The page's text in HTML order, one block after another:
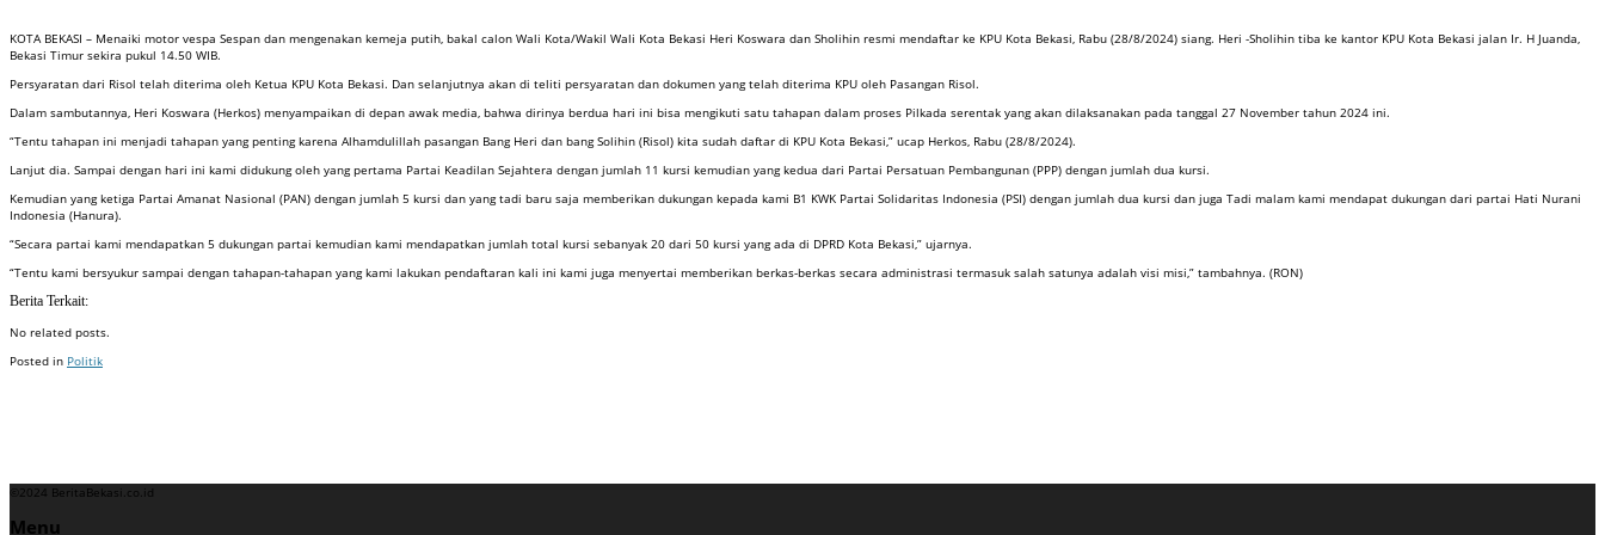
KOTA BEKASI – Menaiki motor vespa Sespan dan mengenakan kemeja putih, bakal calon Wali Kota/Wakil Wali Kota Bekasi Heri Koswara dan Sholihin resmi mendaftar ke KPU Kota Bekasi, Rabu (28/8/2024) siang. Heri -Sholihin tiba ke kantor KPU Kota Bekasi jalan Ir. H Juanda,
Bekasi Timur sekira pukul 14.50 WIB.
Persyaratan dari Risol telah diterima oleh Ketua KPU Kota Bekasi. Dan selanjutnya akan di teliti persyaratan dan dokumen yang telah diterima KPU oleh Pasangan Risol.
Dalam sambutannya, Heri Koswara (Herkos) menyampaikan di depan awak media, bahwa dirinya berdua hari ini bisa mengikuti satu tahapan dalam proses Pilkada serentak yang akan dilaksanakan pada tanggal 27 November tahun 2024 ini.
“Tentu tahapan ini menjadi tahapan yang penting karena Alhamdulillah pasangan Bang Heri dan bang Solihin (Risol) kita sudah daftar di KPU Kota Bekasi,” ucap Herkos, Rabu (28/8/2024).
Lanjut dia. Sampai dengan hari ini kami didukung oleh yang pertama Partai Keadilan Sejahtera dengan jumlah 11 kursi kemudian yang kedua dari Partai Persatuan Pembangunan (PPP) dengan jumlah dua kursi.
Kemudian yang ketiga Partai Amanat Nasional (PAN) dengan jumlah 5 kursi dan yang tadi baru saja memberikan dukungan kepada kami B1 KWK Partai Solidaritas Indonesia (PSI) dengan jumlah dua kursi dan juga Tadi malam kami mendapat dukungan dari partai Hati Nurani
Indonesia (Hanura).
“Secara partai kami mendapatkan 5 dukungan partai kemudian kami mendapatkan jumlah total kursi sebanyak 20 dari 50 kursi yang ada di DPRD Kota Bekasi,” ujarnya.
“Tentu kami bersyukur sampai dengan tahapan-tahapan yang kami lakukan pendaftaran kali ini kami juga menyertai memberikan berkas-berkas secara administrasi termasuk salah satunya adalah visi misi,” tambahnya. (RON)
Berita Terkait:
No related posts.
Posted in Politik
©2024 BeritaBekasi.co.id
Menu